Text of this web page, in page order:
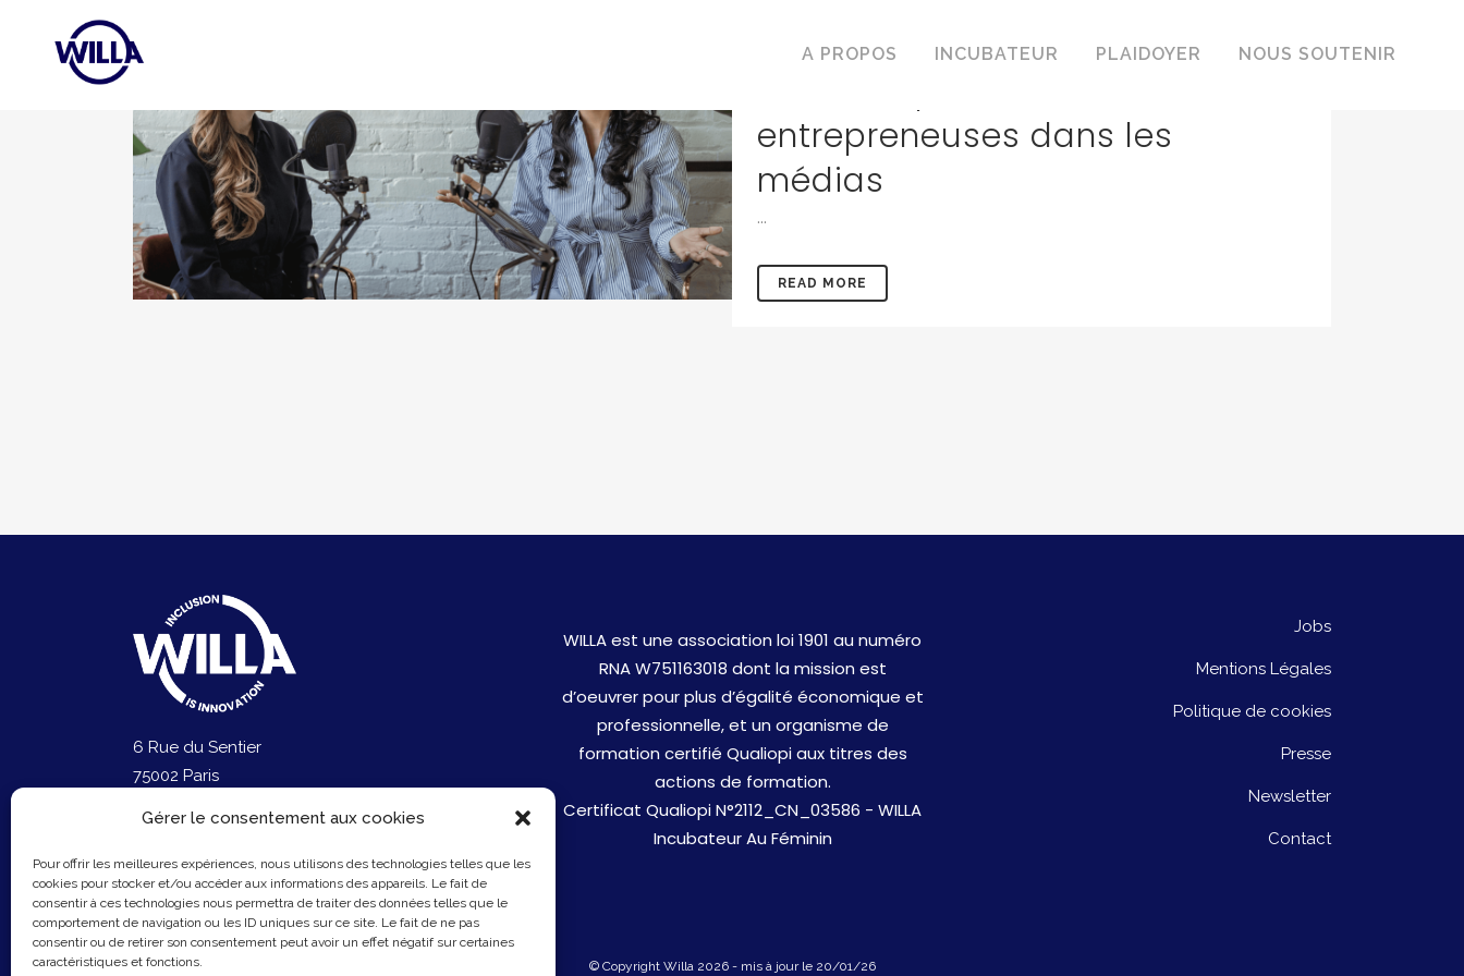
Gérer le consentement aux cookies
Pour offrir les meilleures expériences, nous utilisons des technologies telles que les
cookies pour stocker et/ou accéder aux informations des appareils. Le fait de
consentir à ces technologies nous permettra de traiter des données telles que le
comportement de navigation ou les ID uniques sur ce site. Le fait de ne pas
consentir ou de retirer son consentement peut avoir un effet négatif sur certaines
caractéristiques et fonctions.
A PROPOS INCUBATEUR PLAIDOYER NOUS SOUTENIR
05 Avr Speak’her, le programme
entrepreneuses dans les
médias
...
READ MORE
6 Rue du Sentier
75002 Paris
WILLA est une association loi 1901 au numéro
RNA W751163018 dont la mission est
d’oeuvrer pour plus d’égalité économique et
professionnelle, et un organisme de
formation certifié Qualiopi aux titres des
actions de formation.
Certificat Qualiopi N°2112_CN_03586 - WILLA
Incubateur Au Féminin
Jobs
Mentions Légales
Politique de cookies
Presse
Newsletter
Contact
© Copyright Willa 2026 - mis à jour le 20/01/26